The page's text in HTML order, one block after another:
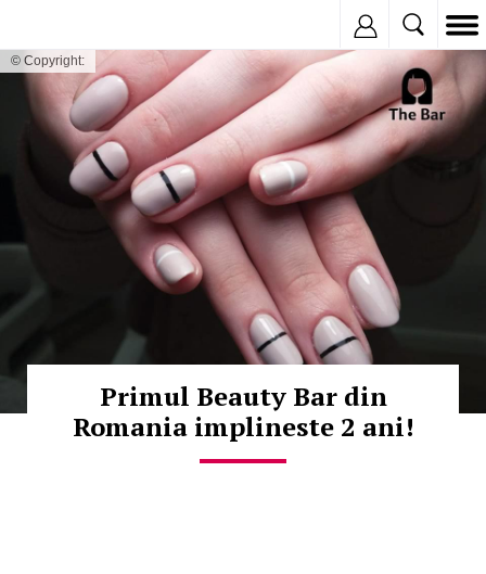
© Copyright:
Primul Beauty Bar din
Romania implineste 2 ani!